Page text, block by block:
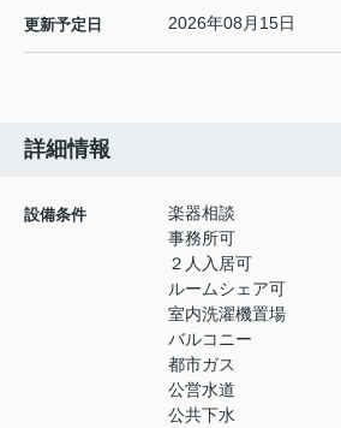
更新予定日 2026年08月15日
詳細情報
設備条件
楽器相談
事務所可
２人入居可
ルームシェア可
室内洗濯機置場
バルコニー
都市ガス
公営水道
公共下水